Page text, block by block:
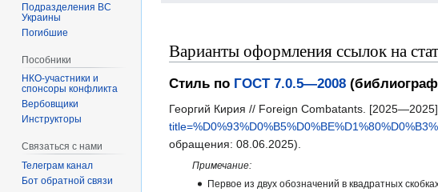
Варианты оформления ссылок на
Стиль по ГОСТ 7.0.5—2008
Георгий Кирия // Foreign Combatants.
обращения: 08.06.2025).
Примечание:
Первое из двух обозначений в квадратных
Подразделения ВС
Украины
Погибшие
Пособники
спонсоры конфликта
‏‎Вербовщики
Инструкторы
Связаться с нами
Телеграм канал
Бот обратной связи